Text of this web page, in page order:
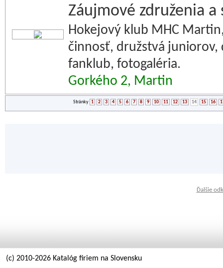
Záujmové združenia a
Hokejový klub MHC
činnosť, družstvá juniorov,
fanklub, fotogaléria.
Gorkého 2, Martin
Stránky 1 2 3 4 5 6 7 8 9 10 11 12 13 14 15 16
Ďalšie
(c) 2010-2026 Katalóg firiem na Slovensku